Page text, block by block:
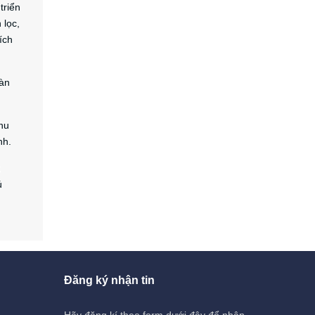
Đăng ký nhận tin